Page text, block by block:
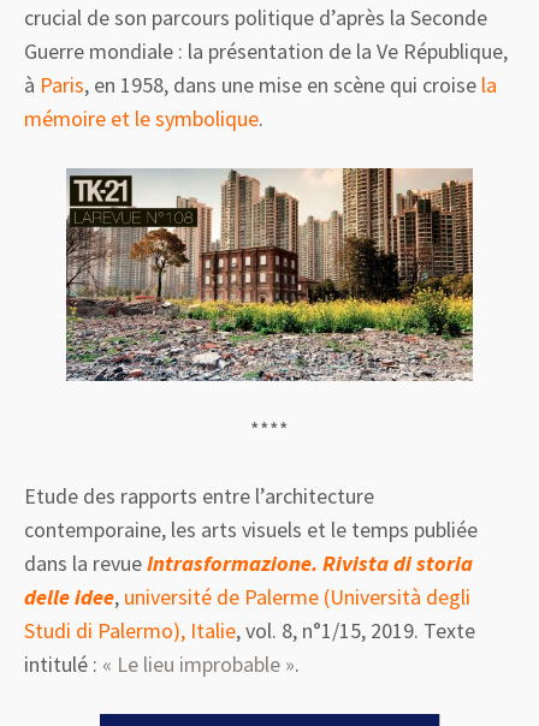
crucial de son parcours politique d’après la Seconde
Guerre mondiale : la présentation de la Ve République,
à Paris, en 1958, dans une mise en scène qui croise la
mémoire et le symbolique.
****
Etude des rapports entre l’architecture
contemporaine, les arts visuels et le temps publiée
dans la revueIntrasformazione. Rivista di storia
delle idee, université de Palerme (Università degli
Studi di Palermo), Italie, vol. 8, n°1/15, 2019. Texte
intitulé : « Le lieu improbable ».